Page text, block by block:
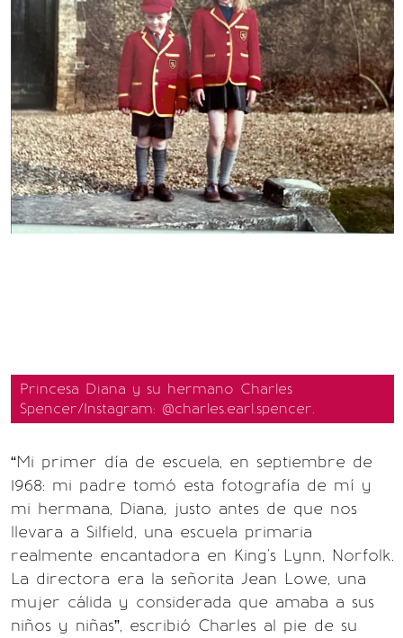
Princesa Diana y su hermano Charles
Spencer/Instagram: @charles.earl.spencer.
“Mi primer día de escuela, en septiembre de
1968: mi padre tomó esta fotografía de mí y
mi hermana, Diana, justo antes de que nos
llevara a Silfield, una escuela primaria
realmente encantadora en King's Lynn, Norfolk.
La directora era la señorita Jean Lowe, una
mujer cálida y considerada que amaba a sus
niños y niñas”, escribió Charles al pie de su